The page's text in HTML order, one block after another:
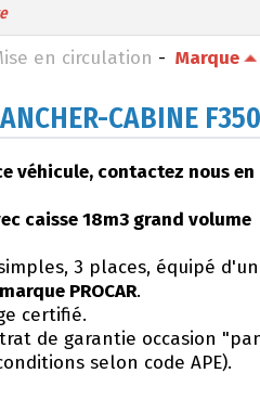
en circulation - Marque
CABINE
véhicule, contactez nous
caisse 18m3 grand volume
3 places, équipé
PROCAR.
certifié.
de garantie occasion
selon code APE).